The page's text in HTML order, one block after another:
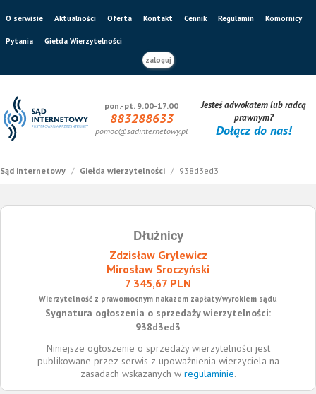
O serwisie Aktualności Oferta Kontakt Cennik Regulamin Komornicy
Pytania
Giełda Wierzytelności
zaloguj
pon.-pt. 9.00-17.00
883288633
pomoc@sadinternetowy.pl
Jesteś adwokatem lub radcą
prawnym?
Dołącz do nas!
Sąd internetowy / Giełda wierzytelności / 938d3ed3
Dłużnicy
Zdzisław Grylewicz
Mirosław Sroczyński
7 345,67 PLN
Wierzytelność z prawomocnym nakazem zapłaty/wyrokiem sądu
Sygnatura ogłoszenia o sprzedaży wierzytelności:
938d3ed3
Niniejsze ogłoszenie o sprzedaży wierzytelności jest
publikowane przez serwis z upoważnienia wierzyciela na
zasadach wskazanych w regulaminie.